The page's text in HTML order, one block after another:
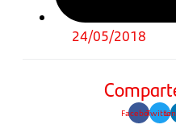
24/05/2018
FacebookTwitter